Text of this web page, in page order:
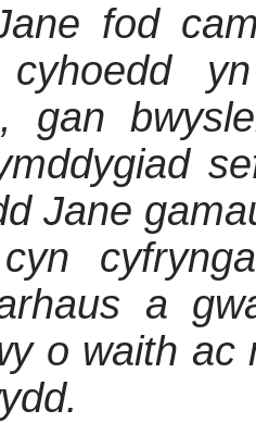
fod
gan
Jane
a
o waith ac